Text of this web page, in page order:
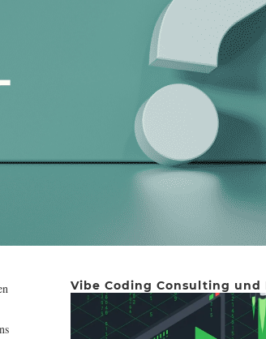
Vibe Coding Consulting und